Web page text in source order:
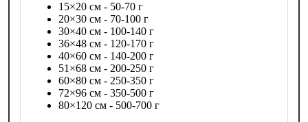
15×20 см - 50-70 г
20×30 см - 70-100 г
30×40 см - 100-140 г
36×48 см - 120-170 г
40×60 см - 140-200 г
51×68 см - 200-250 г
60×80 см - 250-350 г
72×96 см - 350-500 г
80×120 см - 500-700 г